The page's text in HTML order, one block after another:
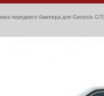
переднего бампера для Genesis